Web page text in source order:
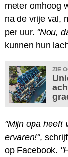
meter omhoog
na de vrije val,
per uur. "Nou,
kunnen hun
ZIE
"Mijn opa heeft
ervaren!",
op Facebook.